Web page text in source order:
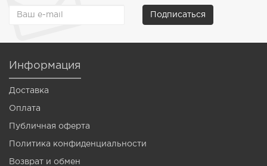
Подписаться
Информация
Доставка
Оплата
Публичная оферта
Политика конфиденциальности
Возврат и обмен